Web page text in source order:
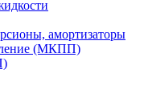
амортизаторы
(МКПП)